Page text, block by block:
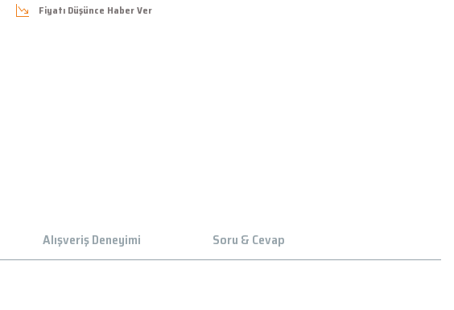
Fiyatı Düşünce Haber Ver
Alışveriş Deneyimi Soru & Cevap